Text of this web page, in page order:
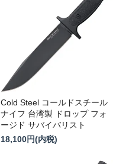
Cold Steel コールドスチール
ナイフ 台湾製 ドロップ フォ
ージド サバイバリスト
18,100円(内税)